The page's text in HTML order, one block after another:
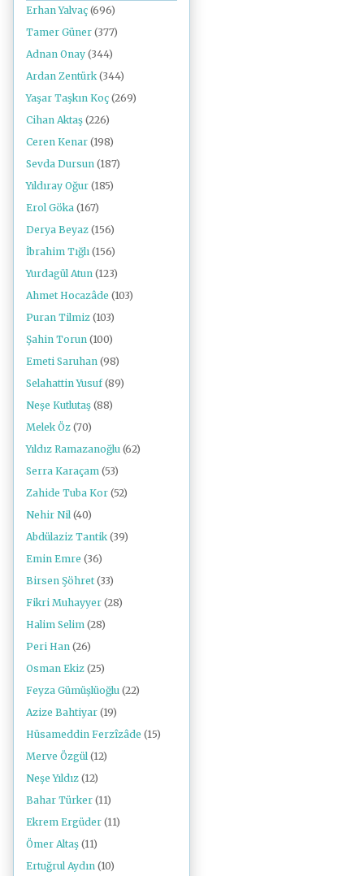
Erhan Yalvaç (696)
Tamer Güner (377)
Adnan Onay (344)
Ardan Zentürk (344)
Yaşar Taşkın Koç (269)
Cihan Aktaş (226)
Ceren Kenar (198)
Sevda Dursun (187)
Yıldıray Oğur (185)
Erol Göka (167)
Derya Beyaz (156)
İbrahim Tığlı (156)
Yurdagül Atun (123)
Ahmet Hocazâde (103)
Puran Tilmiz (103)
Şahin Torun (100)
Emeti Saruhan (98)
Selahattin Yusuf (89)
Neşe Kutlutaş (88)
Melek Öz (70)
Yıldız Ramazanoğlu (62)
Serra Karaçam (53)
Zahide Tuba Kor (52)
Nehir Nil (40)
Abdülaziz Tantik (39)
Emin Emre (36)
Birsen Şöhret (33)
Fikri Muhayyer (28)
Halim Selim (28)
Peri Han (26)
Osman Ekiz (25)
Feyza Gümüşlüoğlu (22)
Azize Bahtiyar (19)
Hüsameddin Ferzîzâde (15)
Merve Özgül (12)
Neşe Yıldız (12)
Bahar Türker (11)
Ekrem Ergüder (11)
Ömer Altaş (11)
Ertuğrul Aydın (10)